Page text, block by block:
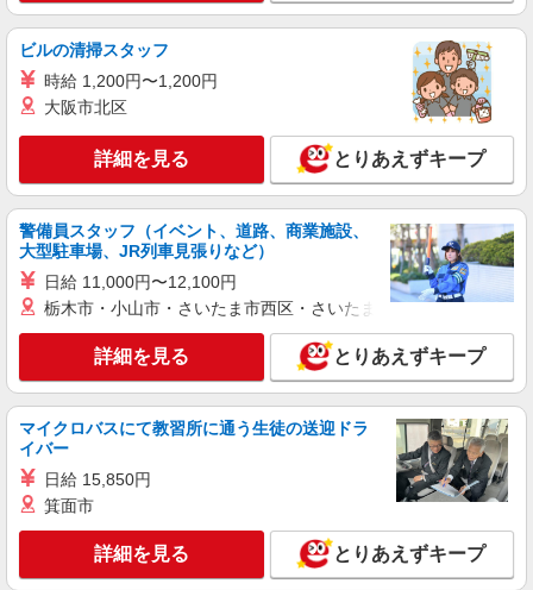
派遣社員 紹介予定派遣
株式会社シエロ
【エーユー】の店舗スタッフ
時給1600円〜 ※残業代支給 ★交通費別途支給
+゜ 入社祝い金10万円支給(規定有) お友達を紹介
頂くと, インセンティブ支給(規定有) ★月2回払
い・週払い可能（規程有）★ ゜・。○。・゜
+゜・。○。・゜+゜
東京都葛飾区のauショップ
キープ 詳細を見る
派遣社員 紹介予定派遣
株式会社シエロ
【docomo】人気機種に詳しくなれる携帯販売
時給1500円〜 ※残業代支給 ★交通費別途支給
（規定あり） ゜+゜・。○。・゜+゜・。○。・゜
+゜ 入社祝い金10万円支給(規定有) お友達を紹介
頂くと, インセンティブ支給(規定有) ★月2回払
い・週払い可能（規程有）★ ゜・。○。・゜
東京都葛飾区のdocomoショップ
詳細を見る
正社員
ソフトバンク青砥駅前店
【店長職】ソフトバンクショップの携帯販売ス
ビルの清掃スタッフ
時給 1,200円〜1,200円
大阪市北区
詳細を見る とりあえずキープ
警備員スタッフ（イベント、道路、商業施設、
大型駐車場、JR列車見張りなど）
日給 11,000円〜12,100円
栃木市・小山市・さいたま市西区・さいたま市岩槻区・久喜市・
詳細を見る とりあえずキープ
マイクロバスにて教習所に通う生徒の送迎ドラ
イバー
日給 15,850円
箕面市
詳細を見る とりあえずキープ